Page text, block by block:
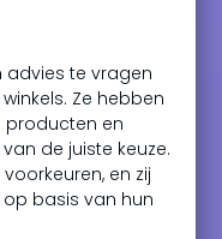
advies te vragen
Ze hebben
producten en
de juiste keuze.
en zij
basis van hun